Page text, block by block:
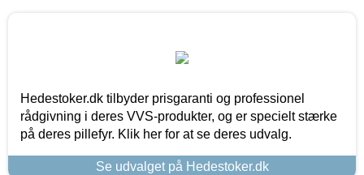
Hedestoker.dk tilbyder prisgaranti og professionel
rådgivning i deres VVS-produkter, og er specielt stærke
på deres pillefyr. Klik her for at se deres udvalg.
Se udvalget på Hedestoker.dk